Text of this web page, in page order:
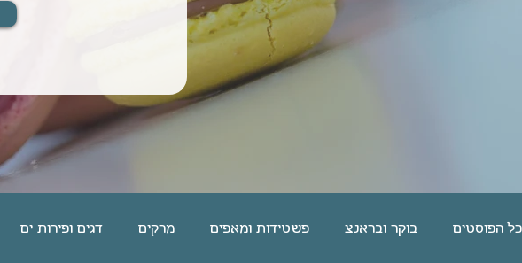
כל הפוסטים בוקר ובראנצ פשטידות ומאפים מרקים דגים ופירות ים